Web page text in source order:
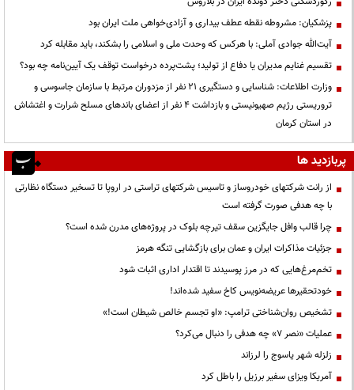
پزشکیان: مشروطه نقطه عطف بیداری و آزادی‌خواهی ملت ایران بود
آیت‌الله جوادی آملی: با هرکس که وحدت ملی و اسلامی را بشکند، باید مقابله کرد
تقسیم غنایم مدیران یا دفاع از تولید؛ پشت‌پرده درخواست توقف یک آیین‌نامه چه بود؟
وزارت اطلاعات: شناسایی و دستگیری ۲۱ نفر از مزدوران مرتبط با سازمان جاسوسی و
تروریستی رژیم صهیونیستی و بازداشت ۴ نفر از اعضای باندهای مسلح شرارت و اغتشاش
در استان کرمان
پربازدید ها
از رانت‌ شرکتهای خودروساز و تاسیس شرکتهای تراستی در اروپا تا تسخیر دستگاه نظارتی
با چه هدفی صورت گرفته است
چرا قالب وافل جایگزین سقف تیرچه بلوک در پروژه‌های مدرن شده است؟
جزئیات مذاکرات ایران و عمان برای بازگشایی تنگه هرمز
تخم‌مرغ‌هایی که در مرز پوسیدند تا اقتدار اداری اثبات شود
خودتحقیرها عریضه‌نویس کاخ سفید شده‌اند!
تشخیص روان‌شناختی ترامپ: «او تجسم خالص شیطان است!»
عملیات «نصر ۷» چه هدفی را دنبال می‌کرد؟
زلزله شهر یاسوج را لرزاند
آمریکا ویزای سفیر برزیل را باطل کرد